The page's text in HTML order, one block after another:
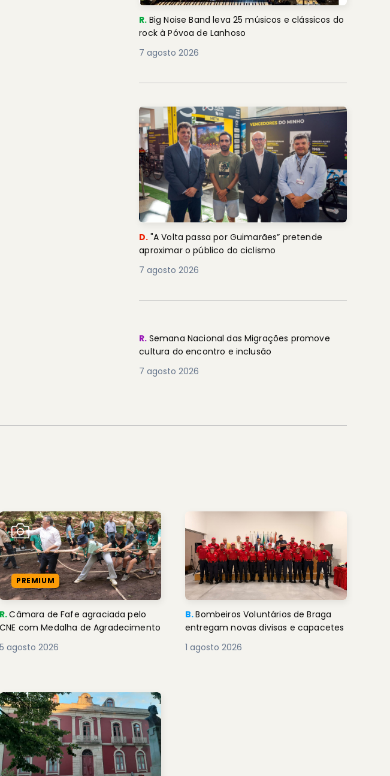
R. Big Noise Band leva 25 músicos e clássicos do
rock à Póvoa de Lanhoso
7 agosto 2026
D. "A Volta passa por Guimarães” pretende
aproximar o público do ciclismo
7 agosto 2026
R. Semana Nacional das Migrações promove
cultura do encontro e inclusão
7 agosto 2026
PREMIUM
R.Câmara de Fafe agraciada pelo
CNE com Medalha de Agradecimento
5 agosto 2026
B.Bombeiros Voluntários de Braga
entregam novas divisas e capacetes
1 agosto 2026